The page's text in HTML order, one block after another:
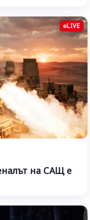
LIVE
на САЩ е